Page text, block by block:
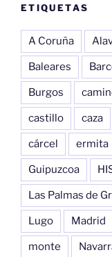
ETIQUETAS
A Coruña
Baleares
Burgos
castillo caza
cárcel ermita
Guipuzcoa
Las Palmas de
Lugo Madrid
monte